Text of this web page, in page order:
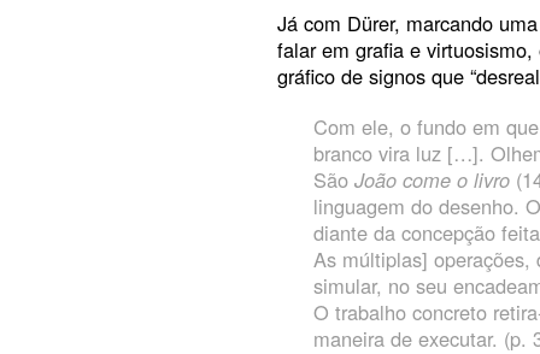
Já com Dürer, marcando
falar em grafia e
gráfico de signos que
Com ele, o fundo em
branco vira luz […].
São João come o livro
linguagem do desenho.
diante da concepção
As múltiplas]
simular, no seu
O trabalho concreto
maneira de executar. (p.